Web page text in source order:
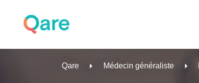
Qare Médecin généraliste